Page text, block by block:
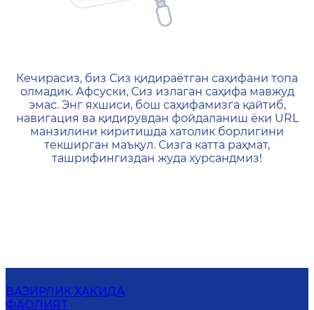
404 — Страница не
Кечирасиз, биз Сиз қидираётган саҳифани топа
олмадик. Афсуски, Сиз излаган саҳифа мавжуд
эмас. Энг яхшиси, бош саҳифамизга қайтиб,
навигация ва қидирувдан фойдаланиш ёки URL
манзилини киритишда хатолик борлигини
текширган маъқул. Сизга катта раҳмат,
ташрифингиздан жуда хурсандмиз!
ВАЗИРЛИК ҲАҚИДА
ФАОЛИЯТ